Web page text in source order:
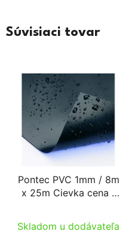
Súvisiaci tovar
Pontec PVC 1mm / 8m
x 25m Cievka cena /
Skladom u dodávateľa